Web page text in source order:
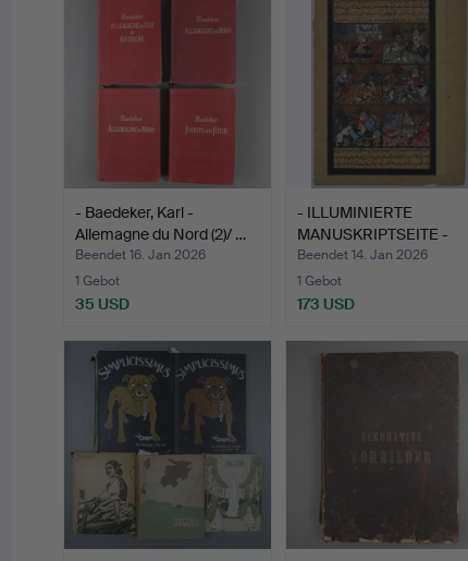
- Baedeker, Karl -
Allemagne du Nord (2)/ …
Beendet 16. Jan 2026
1 Gebot
35 USD
- ILLUMINIERTE
MANUSKRIPTSEITE -
PERSIEN.
Beendet 14. Jan 2026
1 Gebot
173 USD